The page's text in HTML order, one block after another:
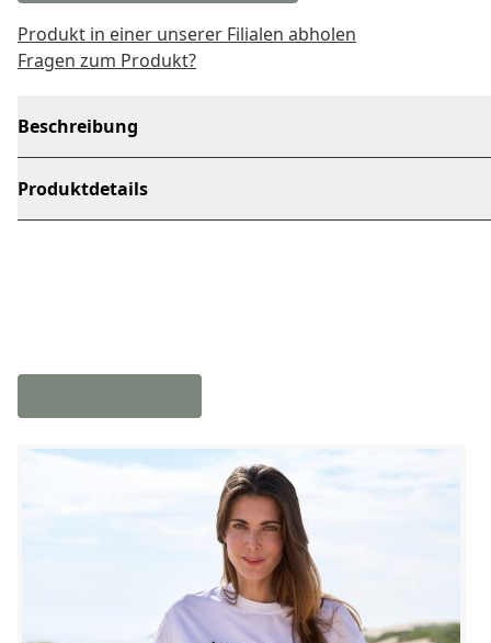
Produkt in einer unserer Filialen abholen
Fragen zum Produkt?
Beschreibung
Produktdetails